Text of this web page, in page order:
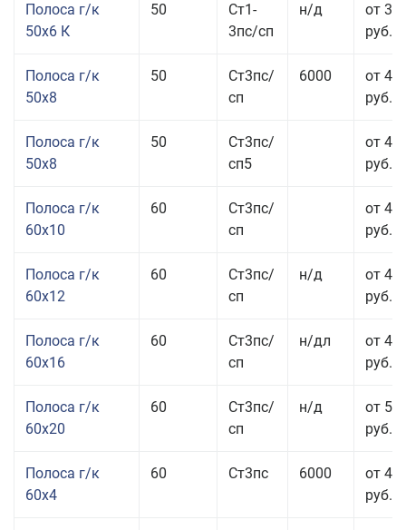
Полоса г/к
50x6 К
50
Ст1-
3пс/сп
н/д
от 35
руб.
Полоса г/к
50x8
50
Ст3пс/
сп
6000
от 45
руб.
Полоса г/к
50x8
50
Ст3пс/
сп5
от 45
руб.
Полоса г/к
60x10
60
Ст3пс/
сп
от 41
руб.
Полоса г/к
60x12
60
Ст3пс/
сп
н/д
от 44
руб.
Полоса г/к
60x16
60
Ст3пс/
сп
н/дл
от 48
руб.
Полоса г/к
60x20
60
Ст3пс/
сп
н/д
от 53
руб.
Полоса г/к
60x4
60 Ст3пс 6000
от 45
руб.